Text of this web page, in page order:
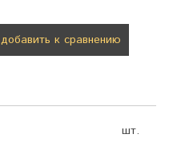
добавить к сравнению
шт.